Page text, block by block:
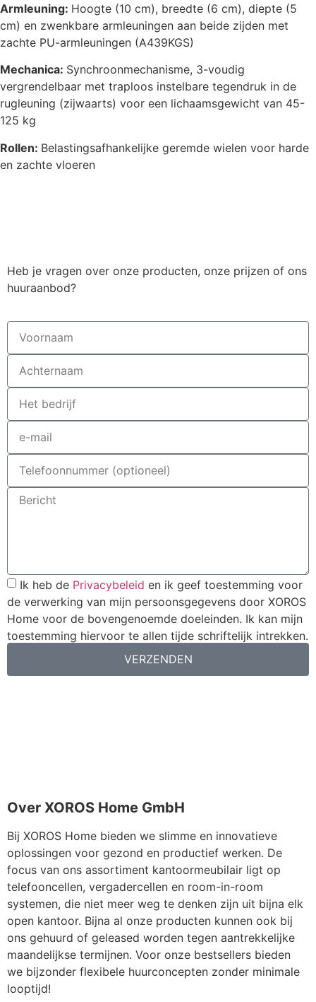
Armleuning: Hoogte (10 cm), breedte (6 cm), diepte (5
cm) en zwenkbare armleuningen aan beide zijden met
zachte PU-armleuningen (A439KGS)
Mechanica: Synchroonmechanisme, 3-voudig
vergrendelbaar met traploos instelbare tegendruk in de
rugleuning (zijwaarts) voor een lichaamsgewicht van 45-
125 kg
Rollen: Belastingsafhankelijke geremde wielen voor harde
en zachte vloeren
Heb je vragen over onze producten, onze prijzen of ons
huuraanbod?
Ik heb de Privacybeleid en ik geef toestemming voor
de verwerking van mijn persoonsgegevens door XOROS
Home voor de bovengenoemde doeleinden. Ik kan mijn
toestemming hiervoor te allen tijde schriftelijk intrekken.
VERZENDEN
Over XOROS Home GmbH
Bij XOROS Home bieden we slimme en innovatieve
oplossingen voor gezond en productief werken. De
focus van ons assortiment kantoormeubilair ligt op
telefooncellen, vergadercellen en room-in-room
systemen, die niet meer weg te denken zijn uit bijna elk
open kantoor. Bijna al onze producten kunnen ook bij
ons gehuurd of geleased worden tegen aantrekkelijke
maandelijkse termijnen. Voor onze bestsellers bieden
we bijzonder flexibele huurconcepten zonder minimale
looptijd!